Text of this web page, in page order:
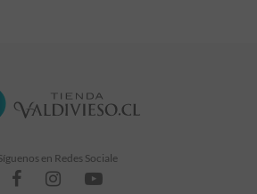
en Redes Sociale